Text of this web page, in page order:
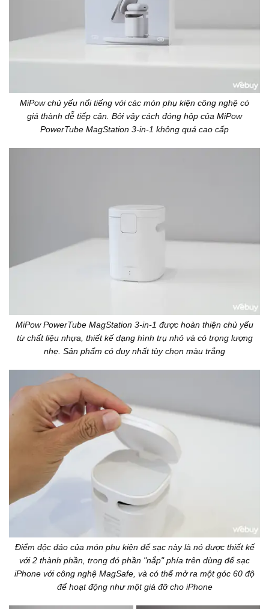
MiPow chủ yếu nổi tiếng với các món phụ kiện công nghệ có
giá thành dễ tiếp cận. Bởi vậy cách đóng hộp của MiPow
PowerTube MagStation 3-in-1 không quá cao cấp
MiPow PowerTube MagStation 3-in-1 được hoàn thiện chủ yếu
từ chất liệu nhựa, thiết kế dạng hình trụ nhỏ và có trọng lượng
nhẹ. Sản phẩm có duy nhất tùy chọn màu trắng
Điểm độc đáo của món phụ kiện đế sạc này là nó được thiết kế
với 2 thành phần, trong đó phần "nắp" phía trên dùng để sạc
iPhone với công nghệ MagSafe, và có thể mở ra một góc 60 độ
để hoạt động như một giá đỡ cho iPhone